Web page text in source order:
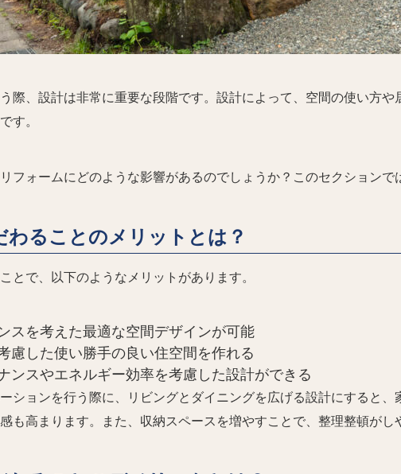
際、設計は非常に重要な段階です。設計によって、空間の使い方
す。
フォームにどのような影響があるのでしょうか？このセクションで
わることのメリットとは？
とで、以下のようなメリットがあります。
スを考えた最適な空間デザインが可能
慮した使い勝手の良い住空間を作れる
ンスやエネルギー効率を考慮した設計ができる
ションを行う際に、リビングとダイニングを広げる設計にすると
も高まります。また、収納スペースを増やすことで、整理整頓がし